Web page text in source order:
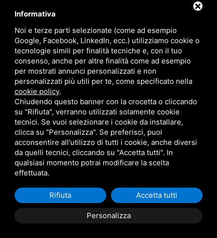
Sede
Via Provinciale, 101
44019 Voghiera FE
Contatti
+39 0532 328002
info@marzocchisrl.eu
Links
Corsi
Chi siamo
Informativa
Noi e terze parti selezionate (come ad esempio
Google, Facebook, LinkedIn, ecc.) utilizziamo cookie o
tecnologie simili per finalità tecniche e, con il tuo
consenso, anche per altre finalità come ad esempio
per mostrati annunci personalizzati e non
personalizzati più utili per te, come specificato nella
cookie policy.
Chiudendo questo banner con la crocetta o cliccando
su "Rifiuta", verranno utilizzati solamente cookie
tecnici. Se vuoi selezionare i cookie da installare,
clicca su "Personalizza". Se preferisci, puoi
acconsentire all'utilizzo di tutti i cookie, anche diversi
da quelli tecnici, cliccando su "Accetta tutti". In
qualsiasi momento potrai modificare la scelta
effettuata.
Personalizza
Rifiuta Accetta tutti